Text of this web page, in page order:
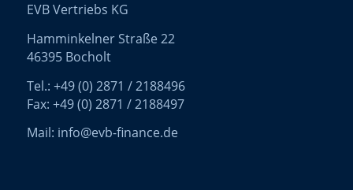
EVB Vertriebs KG
Hamminkelner Straße 22
46395 Bocholt
Tel.: +49 (0) 2871 / 2188496
Fax: +49 (0) 2871 / 2188497
Mail: info@evb-finance.de